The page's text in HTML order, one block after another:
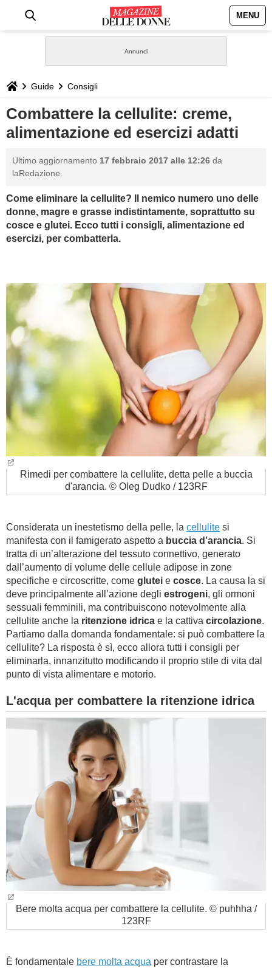
MENU
STILE
BIOGRAFIE
DEFINIZIONI
GASTRONOMIA
CAPELLI
BAMBINO
DIETA
GUIDE
FORUM
Guide Consigli
Combattere la cellulite: creme,
alimentazione ed esercizi adatti
Ultimo aggiornamento 17 febbraio 2017 alle 12:26 da
laRedazione.
Come eliminare la cellulite? Il nemico numero uno delle
donne, magre e grasse indistintamente, soprattutto su
cosce e glutei. Ecco tutti i consigli, alimentazione ed
esercizi, per combatterla.
Rimedi per combattere la cellulite, detta pelle a buccia
d'arancia. © Oleg Dudko / 123RF
Considerata un inestetismo della pelle, la cellulite si
manifesta con il famigerato aspetto a buccia d’arancia. Si
tratta di un’alterazione del tessuto connettivo, generato
dall’aumento di volume delle cellule adipose in zone
specifiche e circoscritte, come glutei e cosce. La causa la si
deve principalmente all’azione degli estrogeni, gli ormoni
sessuali femminili, ma contribuiscono notevolmente alla
cellulite anche la ritenzione idrica e la cattiva circolazione.
Partiamo dalla domanda fondamentale: si può combattere la
cellulite? La risposta è sì, ecco allora tutti i consigli per
eliminarla, innanzitutto modificando il proprio stile di vita dal
punto di vista alimentare e motorio.
L'acqua per combattere la ritenzione idrica
Bere molta acqua per combattere la cellulite. © puhhha /
123RF
È fondamentale bere molta acqua per contrastare la